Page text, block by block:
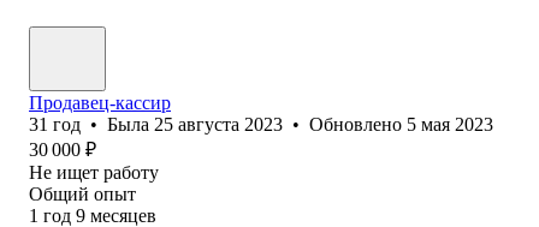
Продавец-кассир
31 год • Была 25 августа 2023 • Обновлено 5 мая 2023
30 000 ₽
Не ищет работу
Общий опыт
1 год 9 месяцев